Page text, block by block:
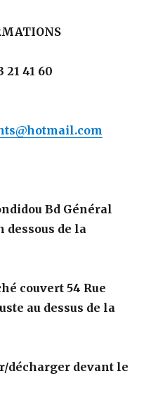
21 41 60
Bd Général
dessous de la
couvert 54 Rue
au dessus de la
décharger devant le